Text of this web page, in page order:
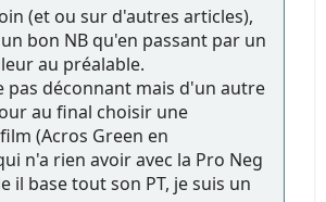
(et ou sur d'autres articles),
bon NB qu'en passant par un
au préalable.
pas déconnant mais d'un autre
au final choisir une
(Acros Green en
n'a rien avoir avec la Pro Neg
il base tout son PT, je suis un